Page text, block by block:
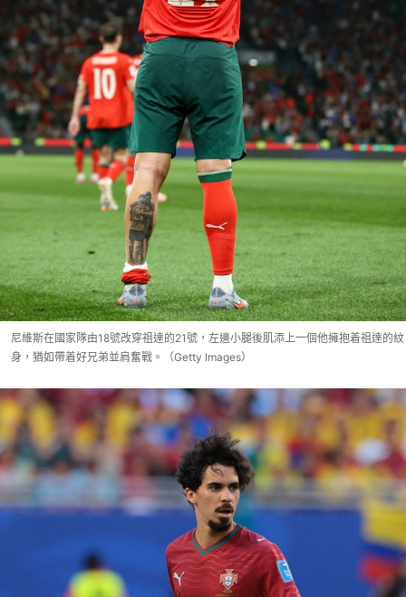
尼維斯在國家隊由18號改穿祖達的21號，左邊小腿後肌添上一個他擁抱着祖達的紋
身，猶如帶着好兄弟並肩奮戰。（Getty Images）